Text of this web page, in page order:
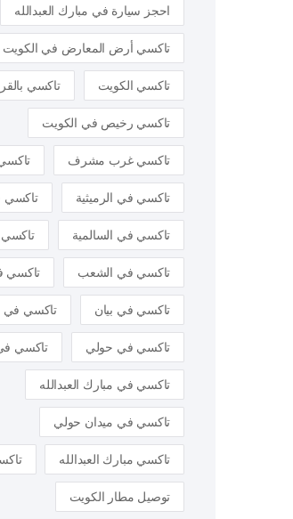
احجز سيارة في مبارك العبدالله
تاكسي أرض المعارض في الكويت
تاكسي الكويت تاكسي
تاكسي رخيص في الكويت
تاكسي غرب مشرف
تاكسي في الرميثية تاكسي
تاكسي في السالمية تاكسي
تاكسي في الشعب تاكسي
تاكسي في بيان تاكسي
تاكسي في حولي تاكسي
تاكسي في مبارك العبدالله
تاكسي في ميدان حولي
تاكسي مبارك العبدالله
توصيل مطار الكويت